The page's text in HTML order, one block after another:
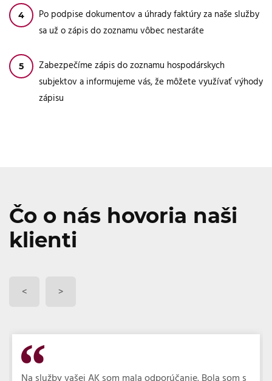
Po podpise dokumentov a úhrady faktúry za naše služby
sa už o zápis do zoznamu vôbec nestaráte
Zabezpečíme zápis do zoznamu hospodárskych
subjektov a informujeme vás, že môžete využívať výhody
zápisu
< >
Čo o nás hovoria naši
klienti
Na služby vašej AK som mala odporúčanie. Bola som s